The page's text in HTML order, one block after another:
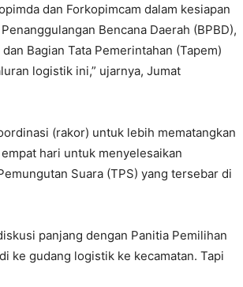
dan Forkopimcam dalam kesiapan
Bencana Daerah (BPBD),
Bagian Tata Pemerintahan (Tapem)
logistik ini,” ujarnya, Jumat
(rakor) untuk lebih mematangkan
hari untuk menyelesaikan
Suara (TPS) yang tersebar di
panjang dengan Panitia Pemilihan
ke gudang logistik ke kecamatan. Tapi